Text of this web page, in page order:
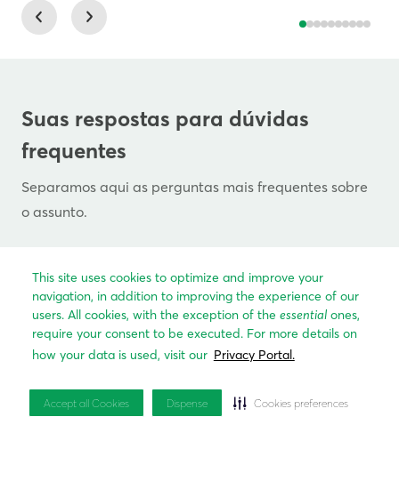
Suas respostas para dúvidas
frequentes
Separamos aqui as perguntas mais frequentes sobre
o assunto.
1. O que preciso saber antes de comprar um
apartamento MRV?
2. Por que vale a pena visitar uma loja física
MRV?
This site uses cookies to optimize and improve your
navigation, in addition to improving the experience of our
users. All cookies, with the exception of the essential ones,
require your consent to be executed. For more details on
how your data is used, visit our Privacy Portal.
Accept all Cookies Dispense Cookies preferences